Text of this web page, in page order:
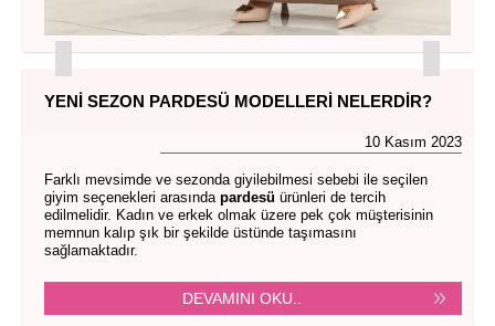
YENI SEZON PARDESÜ MODELLERI NELERDIR?
10 Kasım 2023
Farklı mevsimde ve sezonda giyilebilmesi sebebi ile seçilen
giyim seçenekleri arasında pardesü ürünleri de tercih
edilmelidir. Kadın ve erkek olmak üzere pek çok müşterisinin
memnun kalıp şık bir şekilde üstünde taşımasını
sağlamaktadır.
DEVAMINI OKU..